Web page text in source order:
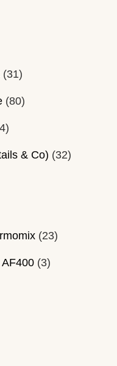
(31)
(80)
& Co) (32)
(23)
(3)